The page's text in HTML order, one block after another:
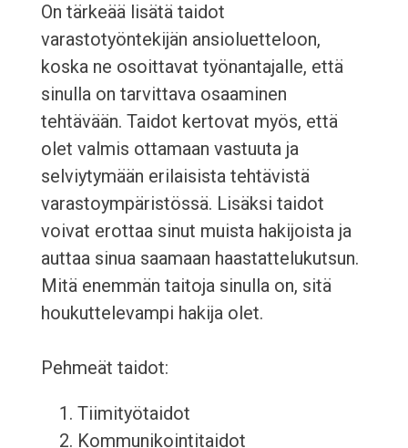
On tärkeää lisätä taidot
varastotyöntekijän ansioluetteloon,
koska ne osoittavat työnantajalle, että
sinulla on tarvittava osaaminen
tehtävään. Taidot kertovat myös, että
olet valmis ottamaan vastuuta ja
selviytymään erilaisista tehtävistä
varastoympäristössä. Lisäksi taidot
voivat erottaa sinut muista hakijoista ja
auttaa sinua saamaan haastattelukutsun.
Mitä enemmän taitoja sinulla on, sitä
houkuttelevampi hakija olet.
Pehmeät taidot:
Tiimityötaidot
Kommunikointitaidot